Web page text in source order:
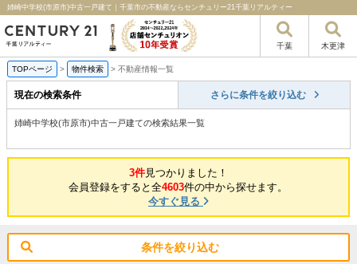
姉崎中学校(市原市)中古一戸建て｜千葉市の不動産ならセンチュリー21千葉リアルティー
千葉 木更津
TOPページ > 物件検索 > 不動産情報一覧
現在の検索条件 さらに条件を絞り込む
姉崎中学校(市原市)中古一戸建ての検索結果一覧
3件見つかりました！
会員登録をすると全4603件の中から探せます。
今すぐ見る
条件を絞り込む